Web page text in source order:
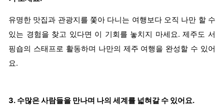
유명한 맛집과 관광지를 쫓아 다니는 여행보다 오직 나만 할 수
있는 경험을 찾고 있다면 이 기회를 놓치지 마세요. 제주도 서
핑숍의 스태프로 활동하며 나만의 제주 여행을 완성할 수 있어
요.
3. 수많은 사람들을 만나며 나의 세계를 넓혀갈 수 있어요.